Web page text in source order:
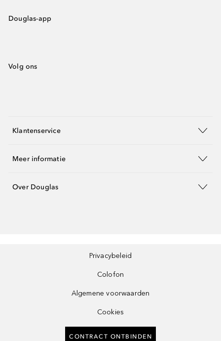
Douglas-app
Volg ons
Klantenservice
Meer informatie
Over Douglas
Privacybeleid
Colofon
Algemene voorwaarden
Cookies
CONTRACT ONTBINDEN